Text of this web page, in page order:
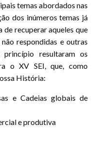
temas abordados nas
dos inúmeros temas já
recuperar aqueles que
respondidas e outras
princípio resultaram os
o XV SEI, que, como
História:
e Cadeias globais de
e produtiva